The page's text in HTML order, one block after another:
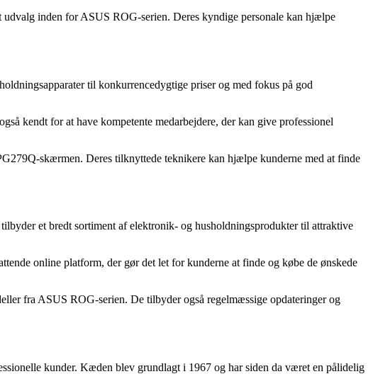
inden for ASUS ROG-serien. Deres kyndige personale kan hjælpe
til konkurrencedygtige priser og med fokus på god
kendt for at have kompetente medarbejdere, der kan give professionel
skærmen. Deres tilknyttede teknikere kan hjælpe kunderne med at finde
et bredt sortiment af elektronik- og husholdningsprodukter til attraktive
online platform, der gør det let for kunderne at finde og købe de ønskede
fra ASUS ROG-serien. De tilbyder også regelmæssige opdateringer og
kunder. Kæden blev grundlagt i 1967 og har siden da været en pålidelig